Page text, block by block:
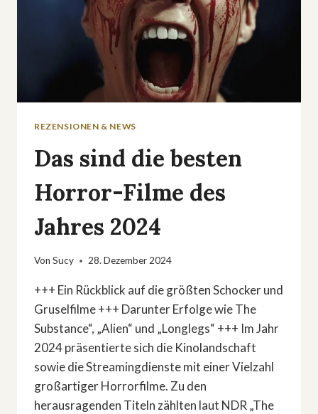
REZENSIONEN & NEWS
Das sind die besten
Horror-Filme des
Jahres 2024
Von Sucy 28. Dezember 2024
+++ Ein Rückblick auf die größten Schocker und
Gruselfilme +++ Darunter Erfolge wie The
Substance“, „Alien“ und „Longlegs“ +++ Im Jahr
2024 präsentierte sich die Kinolandschaft
sowie die Streamingdienste mit einer Vielzahl
großartiger Horrorfilme. Zu den
herausragenden Titeln zählten laut NDR „The